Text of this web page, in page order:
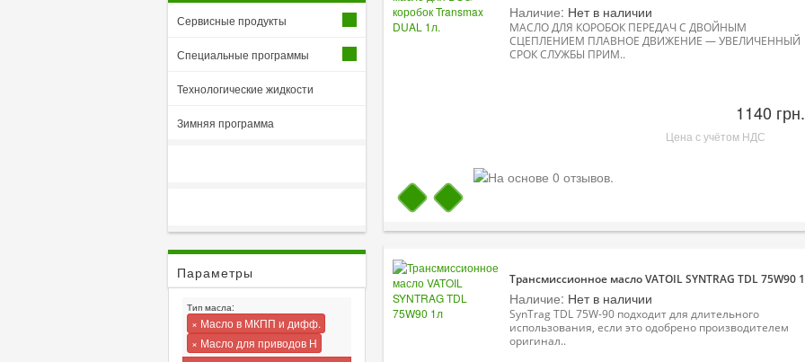
Сервисные продукты
Специальные программы
Технологические жидкости
Зимняя программа
Параметры
Тип масла:
× Масло в МКПП и дифф.
× Масло для приводов H
Наличие: Нет в наличии
МАСЛО ДЛЯ КОРОБОК ПЕРЕДАЧ С ДВОЙНЫМ
СЦЕПЛЕНИЕМ ПЛАВНОЕ ДВИЖЕНИЕ — УВЕЛИЧЕННЫЙ
СРОК СЛУЖБЫ ПРИМ..
1140 грн.
Цена с учётом НДС
Трансмиссионное масло VATOIL SYNTRAG TDL 75W90
Наличие: Нет в наличии
SynTrag TDL 75W-90 подходит для длительного
использования, если это одобрено производителем
оригинал..